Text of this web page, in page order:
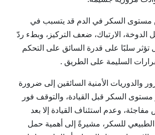
مستوى السكر في الدم قد يتسبب في
الارتباك، ضعف التركيز، وبطء ردّ
تؤثر سلبًا على قدرة السائق على التحكم
السليمة على الطريق .
والدوريات الأمنية السائقين إلى ضرورة
مستوى السكر قبل القيادة، والتوقف فور
وعدم استئناف القيادة إلا بعد
للسكر، مشيرةً إلى أهمية حمل